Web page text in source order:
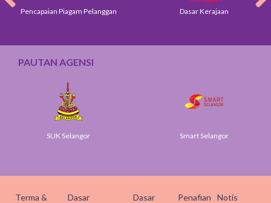
Pencapaian Piagam Pelanggan Dasar Kerajaan
PAUTAN AGENSI
SUK Selangor Smart Selangor
Terma &
Dasar
Dasar
Penafian
Notis